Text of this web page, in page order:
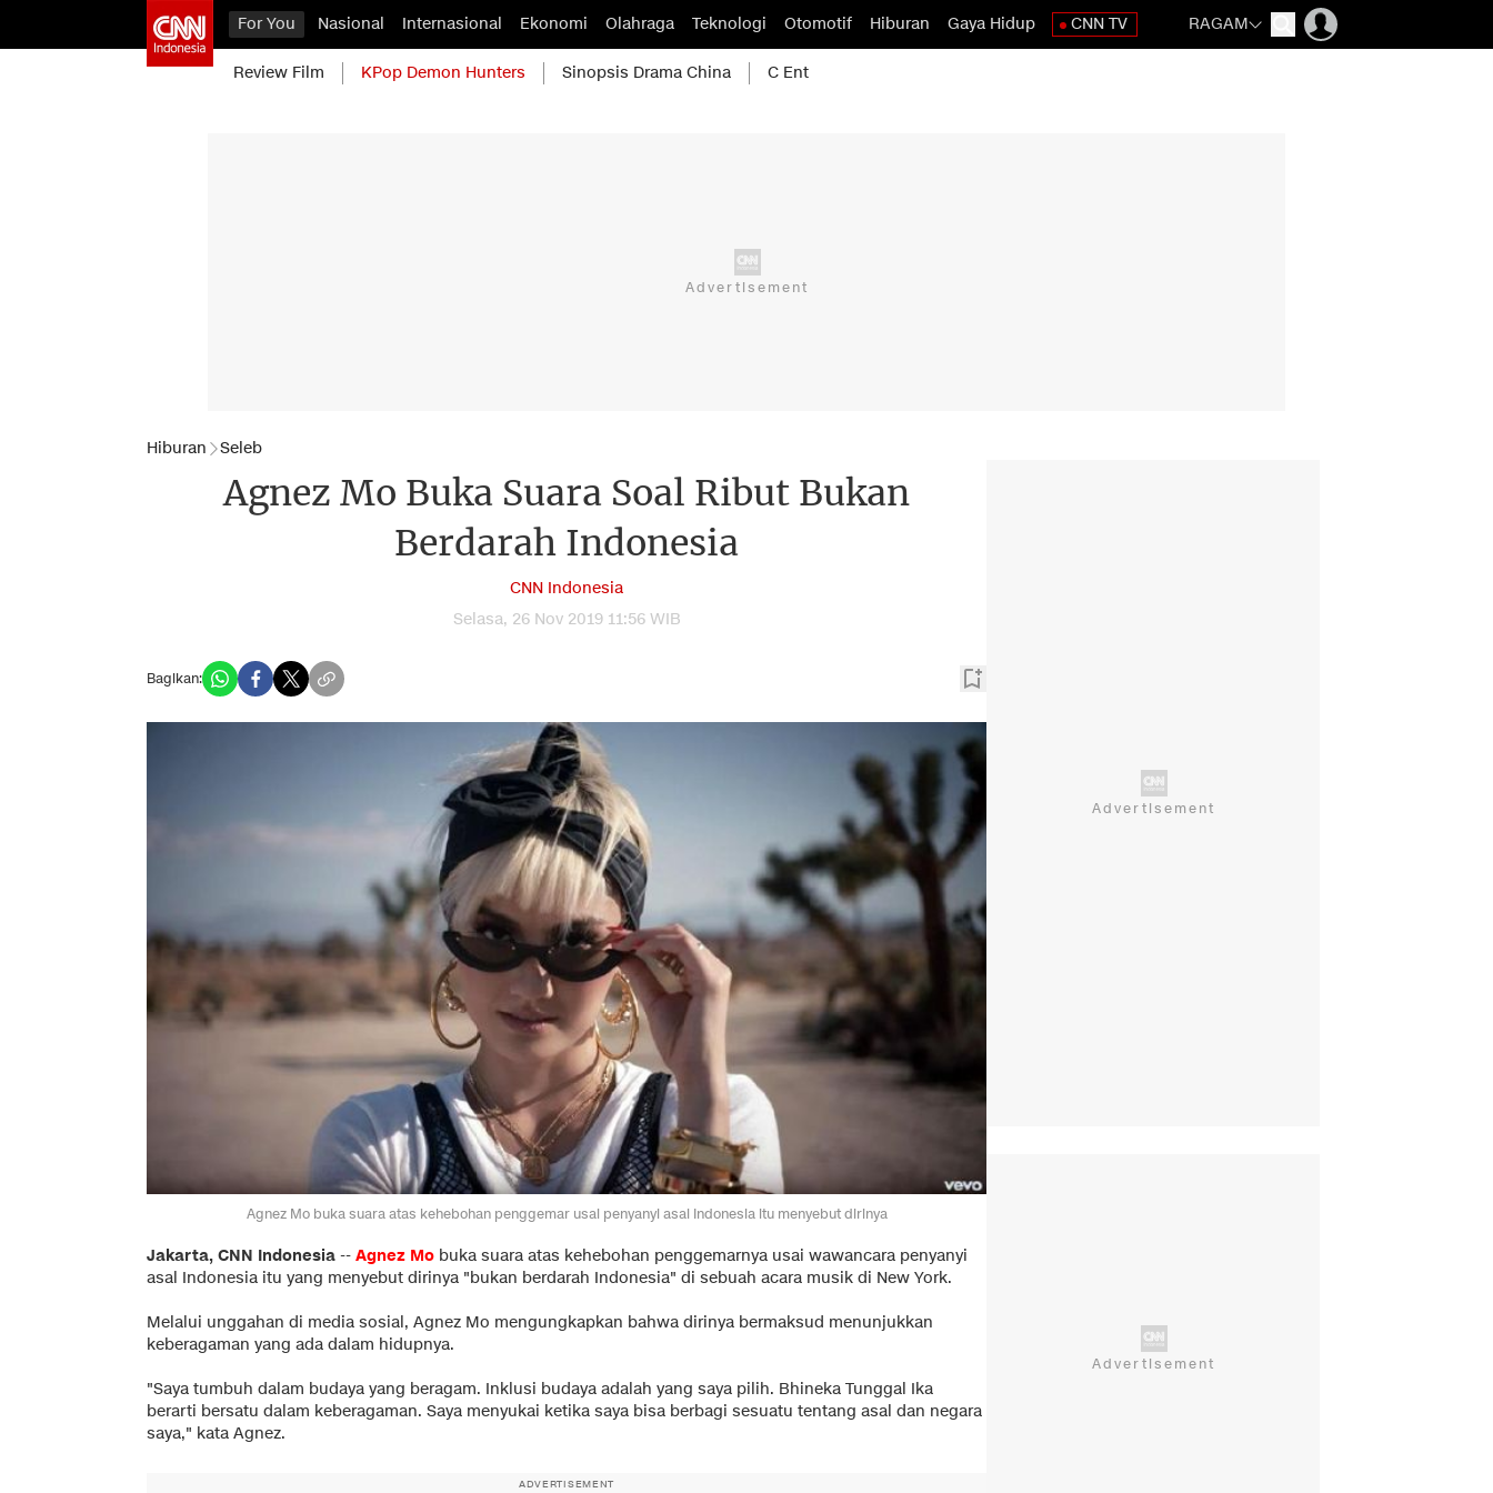
For You Nasional Internasional Ekonomi Olahraga Teknologi Otomotif Hiburan Gaya Hidup CNN TV RAGAM
Review Film KPop Demon Hunters Sinopsis Drama China C Ent
Hiburan Seleb
Agnez Mo Buka Suara Soal Ribut Bukan
Berdarah Indonesia
CNN Indonesia
Selasa, 26 Nov 2019 11:56 WIB
Bagikan:
Agnez Mo buka suara atas kehebohan penggemar usai penyanyi asal Indonesia itu menyebut dirinya
Jakarta, CNN Indonesia -- Agnez Mo buka suara atas kehebohan penggemarnya usai wawancara penyanyi
asal Indonesia itu yang menyebut dirinya "bukan berdarah Indonesia" di sebuah acara musik di New York.
Melalui unggahan di media sosial, Agnez Mo mengungkapkan bahwa dirinya bermaksud menunjukkan
keberagaman yang ada dalam hidupnya.
"Saya tumbuh dalam budaya yang beragam. Inklusi budaya adalah yang saya pilih. Bhineka Tunggal Ika
berarti bersatu dalam keberagaman. Saya menyukai ketika saya bisa berbagi sesuatu tentang asal dan negara
saya," kata Agnez.
ADVERTISEMENT